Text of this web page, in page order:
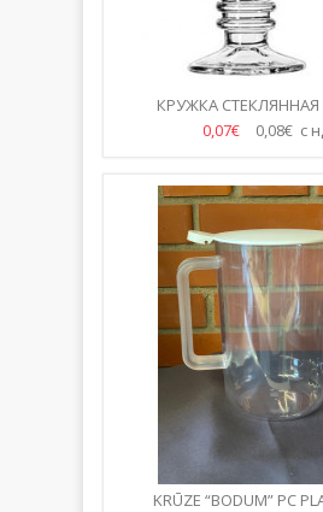
КРУЖКА СТЕКЛЯННАЯ
0,07€
0,08€ с
KRŪZE “BODUM” PC